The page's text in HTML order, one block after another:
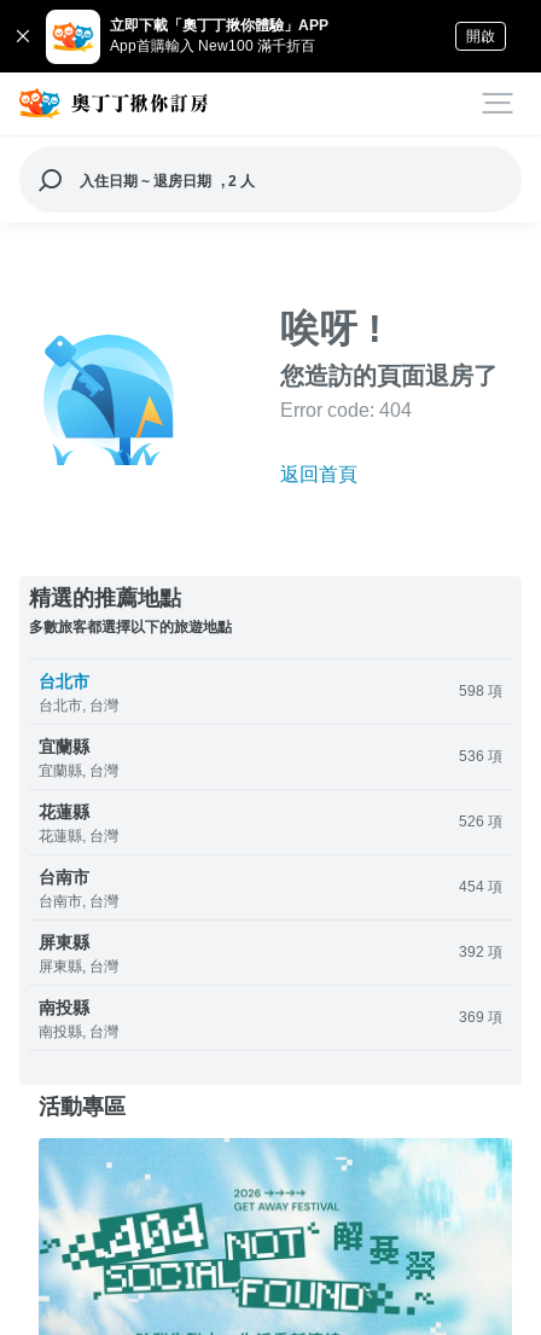
立即下載「奧丁丁揪你體驗」APP
App首購輸入 New100 滿千折百
開啟
入住日期 ~ 退房日期 , 2 人
唉呀 !
您造訪的頁面退房了
Error code: 404
返回首頁
精選的推薦地點
多數旅客都選擇以下的旅遊地點
台北市
台北市, 台灣
598 項
宜蘭縣
宜蘭縣, 台灣
536 項
花蓮縣
花蓮縣, 台灣
526 項
台南市
台南市, 台灣
454 項
屏東縣
屏東縣, 台灣
392 項
南投縣
南投縣, 台灣
369 項
活動專區